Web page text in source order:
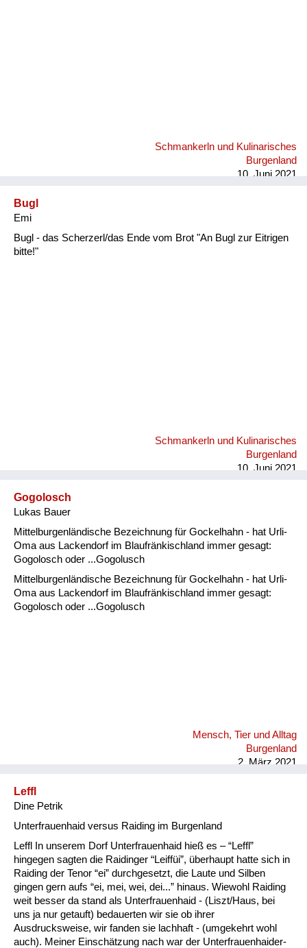
Schmankerln und Kulinarisches
Burgenland
10. Juni 2021
Bugl
Emi
Bugl - das Scherzerl/das Ende vom Brot "An Bugl zur Eitrigen
bitte!"
Schmankerln und Kulinarisches
Burgenland
10. Juni 2021
Gogolosch
Lukas Bauer
Mittelburgenländische Bezeichnung für Gockelhahn - hat Urli-
Oma aus Lackendorf im Blaufränkischland immer gesagt:
Gogolosch oder ...Gogolusch
Mittelburgenländische Bezeichnung für Gockelhahn - hat Urli-
Oma aus Lackendorf im Blaufränkischland immer gesagt:
Gogolosch oder ...Gogolusch
Mensch, Tier und Alltag
Burgenland
2. März 2021
Leffl
Dine Petrik
Unterfrauenhaid versus Raiding im Burgenland
Leffl In unserem Dorf Unterfrauenhaid hieß es – “Leffl”
hingegen sagten die Raidinger “Leiffüi”, überhaupt hatte sich in
Raiding der Tenor “ei” durchgesetzt, die Laute und Silben
gingen gern aufs “ei, mei, wei, dei...” hinaus. Wiewohl Raiding
weit besser da stand als Unterfrauenhaid - (Liszt/Haus, bei
uns ja nur getauft) bedauerten wir sie ob ihrer
Ausdrucksweise, wir fanden sie lachhaft - (umgekehrt wohl
auch). Meiner Einschätzung nach war der Unterfrauenhaider-